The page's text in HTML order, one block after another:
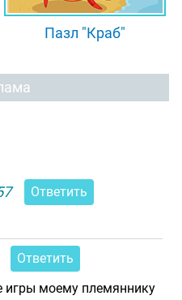
Пазл "Краб"
Ответить
Ответить
игры моему племяннику